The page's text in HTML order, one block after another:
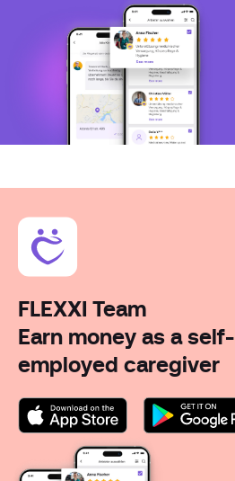
FLEXXI Team
Earn money as a self-
employed caregiver